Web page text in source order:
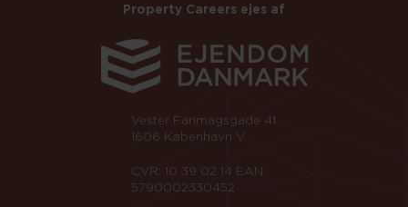
Property Careers ejes af
Vester Farimagsgade 41
1606 København V
CVR: 10 39 02 14 EAN:
5790002330452